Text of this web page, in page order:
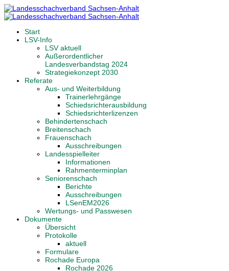
Start
LSV-Info
LSV aktuell
Außerordentlicher
Landesverbandstag 2024
Strategiekonzept 2030
Referate
Aus- und Weiterbildung
Trainerlehrgänge
Schiedsrichterausbildung
Schiedsrichterlizenzen
Behindertenschach
Breitenschach
Frauenschach
Ausschreibungen
Landesspielleiter
Informationen
Rahmenterminplan
Seniorenschach
Berichte
Ausschreibungen
LSenEM2026
Wertungs- und Passwesen
Dokumente
Übersicht
Protokolle
aktuell
Formulare
Rochade Europa
Rochade 2026